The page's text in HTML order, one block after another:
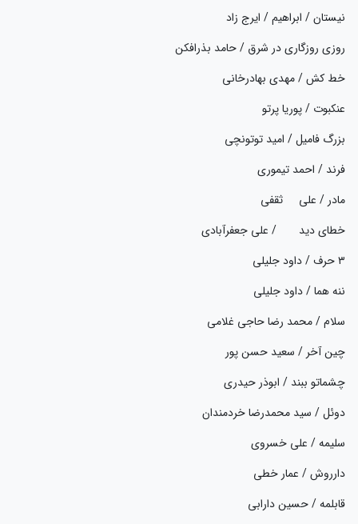
نیستان / ابراهیم / ایرج زاد
روزی روزگاری در شرق / حامد بذرافکن
خط کش / مهدی بهادرخانی
عنکبوت / پوریا پرتو
بزرگ فامیل / امید توتونچی
فرند / احمد تیموری
مادر / علی ثقفی
خطای دید / علی جعفرآبادی
۳ حرف / داود جلیلی
ننه هما / داود جلیلی
سلام / محمد رضا حاجی غلامی
چین آخر / سعید حسن پور
چشماتو ببند / ابوذر حیدری
دوئل / سید محمدرضا خردمندان
سلیمه / علی خسروی
دارروش / عمار خطی
قابلمه / حسین دارابی